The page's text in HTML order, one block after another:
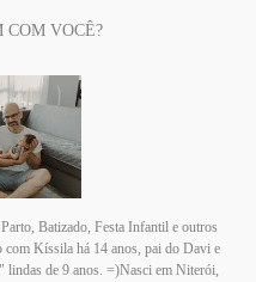
COM VOCÊ?
Batizado, Festa Infantil e outros
com Kíssila há 14 anos, pai do Davi e
lindas de 9 anos. =)Nasci em Niterói,